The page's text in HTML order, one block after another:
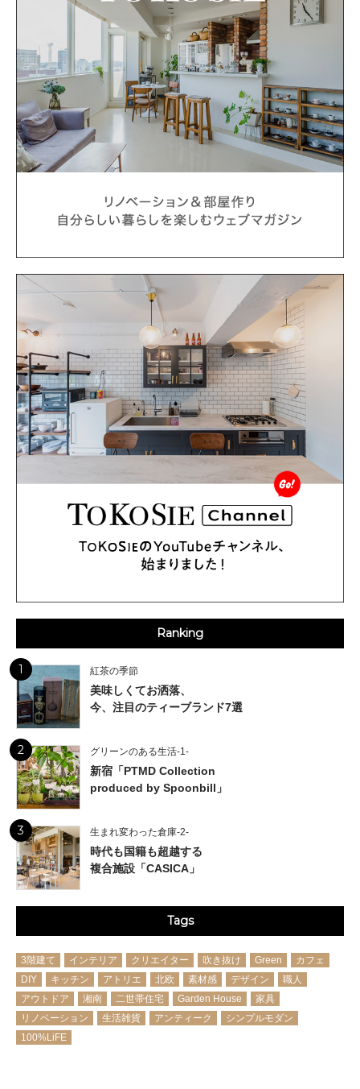
Ranking
1 紅茶の季節
美味しくてお洒落、
今、注目のティーブランド7選
2 グリーンのある生活-1-
新宿「PTMD Collection
produced by Spoonbill」
3 生まれ変わった倉庫-2-
時代も国籍も超越する
複合施設「CASICA」
Tags
3階建て インテリア クリエイター 吹き抜け Green
カフェ
DIY
キッチン アトリエ 北欧 素材感 デザイン
職人
アウトドア
湘南 二世帯住宅 Garden House
家具
リノベーション
生活雑貨 アンティーク
シンプルモダン
100%LiFE